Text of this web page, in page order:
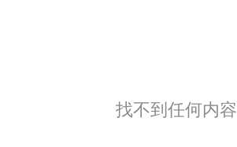
找不到任何内容